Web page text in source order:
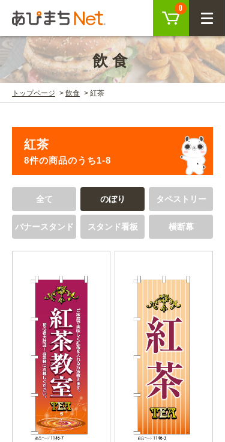
0
CLOSE
ログイン
会員登録
商品を探す
SEARCH
KEYWORD
チュクミ 韓国グルメ 駐車場
CATEGORY
飲食 住まい・暮らし
美容・健康 地域・観光
イベント・季節 不動産・建築
カルチャー・教養 娯楽
ご利用ガイド
取り扱い商品一覧
既製デザイン商品注文方法
オリジナルオーダー注文方法
料金一覧
お届け納期と配送方法
BEGINNER'S GUIDE
初めての方へ トップ
商品について
お客様の声
よくある質問
飲食
トップページ 飲食 紅茶
紅茶
8件の商品のうち1-8
全て のぼり タペストリー
バナースタンド スタンド看板 横断幕